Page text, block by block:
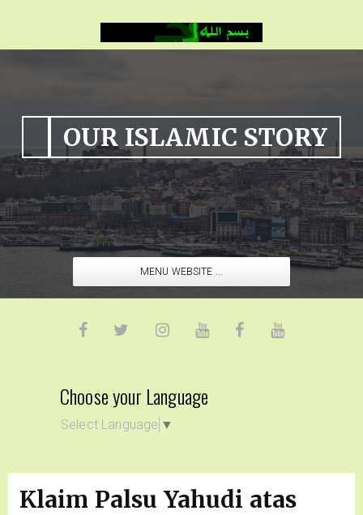
OUR ISLAMIC STORY
MENU WEBSITE ...
Choose your Language
Select Language ▼
Klaim Palsu Yahudi atas